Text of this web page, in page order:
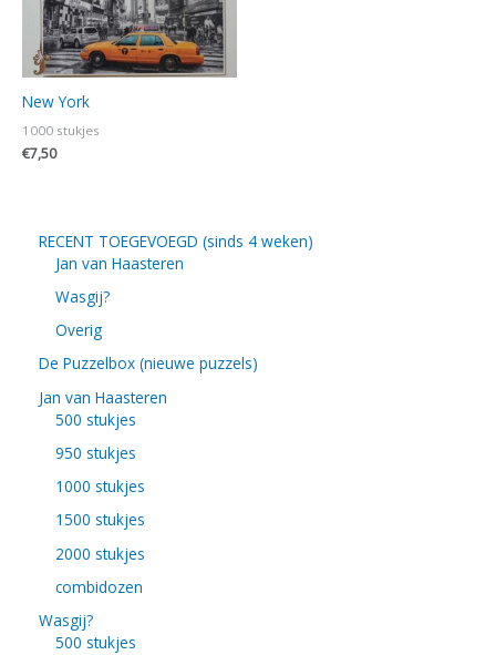
New York
1000 stukjes
€7,50
RECENT TOEGEVOEGD (sinds 4 weken)
Jan van Haasteren
Wasgij?
Overig
De Puzzelbox (nieuwe puzzels)
Jan van Haasteren
500 stukjes
950 stukjes
1000 stukjes
1500 stukjes
2000 stukjes
combidozen
Wasgij?
500 stukjes